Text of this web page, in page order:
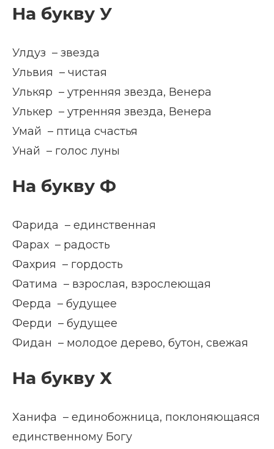
На букву У
Улдуз – звезда
Ульвия – чистая
Улькяр – утренняя звезда, Венера
Улькер – утренняя звезда, Венера
Умай – птица счастья
Унай – голос луны
На букву Ф
Фарида – единственная
Фарах – радость
Фахрия – гордость
Фатима – взрослая, взрослеющая
Ферда – будущее
Ферди – будущее
Фидан – молодое дерево, бутон, свежая
На букву Х
Ханифа – единобожница, поклоняющаяся
единственному Богу